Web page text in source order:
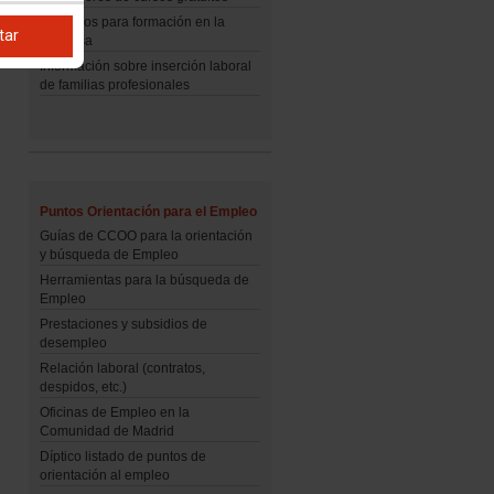
Derechos para formación en la
empresa
Información sobre inserción laboral
de familias profesionales
Puntos Orientación para el Empleo
Guías de CCOO para la orientación
y búsqueda de Empleo
Herramientas para la búsqueda de
Empleo
Prestaciones y subsidios de
desempleo
Relación laboral (contratos,
despidos, etc.)
Oficinas de Empleo en la
Comunidad de Madrid
Díptico listado de puntos de
orientación al empleo